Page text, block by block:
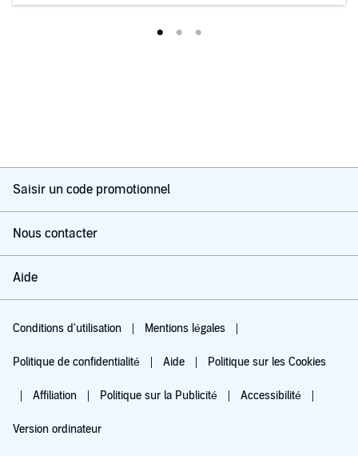
Saisir un code promotionnel
Nous contacter
Aide
Conditions d'utilisation Mentions légales
Politique de confidentialité Aide Politique sur les Cookies
Affiliation Politique sur la Publicité Accessibilité
Version ordinateur